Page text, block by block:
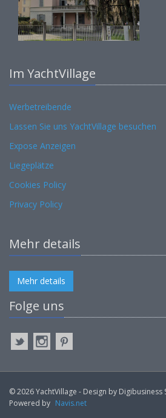
Im YachtVillage
Werbetreibende
Lassen Sie uns YachtVillage besuchen
Expose Anzeigen
Liegeplätze
Cookies Policy
Privacy Policy
Mehr details
Mehr details
Folge uns
© 2026 YachtVillage - Design by Digibusiness
Powered by Navis.net